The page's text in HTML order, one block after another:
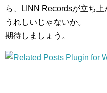
ら、LINN Recordsが立ち上
うれしいじゃないか。
期待しましょう。